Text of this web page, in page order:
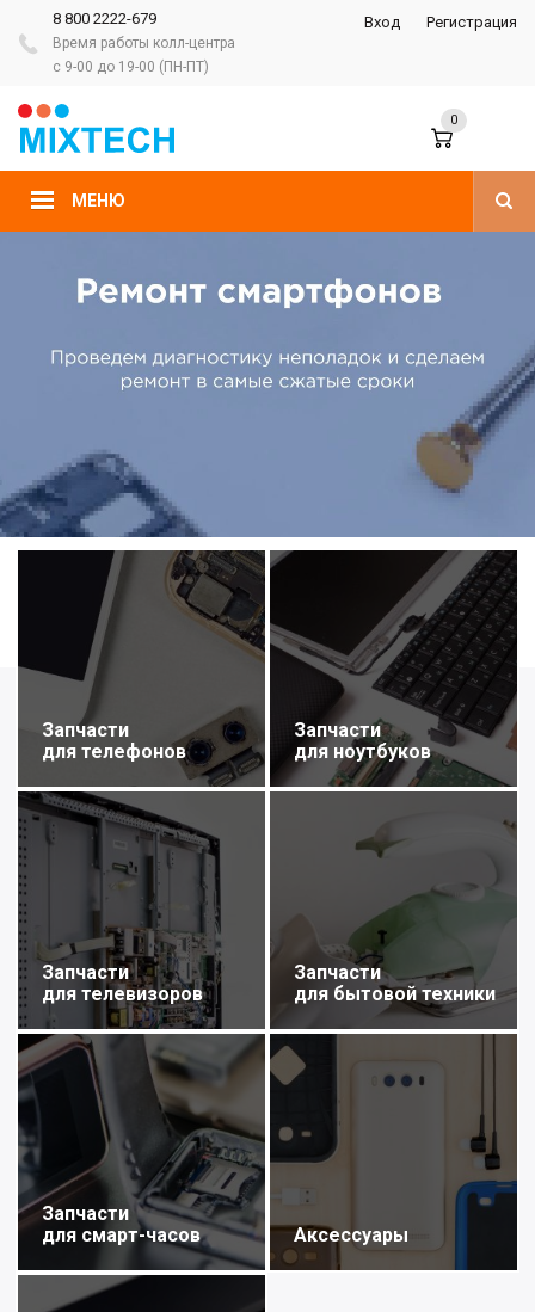
8 800 2222-679
Время работы колл-центра
с 9-00 до 19-00 (ПН-ПТ)
Вход Регистрация
МЕНЮ
0
Запчасти
для телефонов
Запчасти
для ноутбуков
Запчасти
для телевизоров
Запчасти
для бытовой техники
Запчасти
для смарт-часов
Аксессуары